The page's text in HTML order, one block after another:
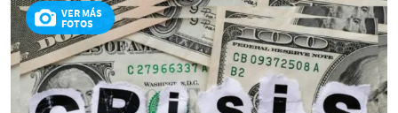
VER MÁS
FOTOS